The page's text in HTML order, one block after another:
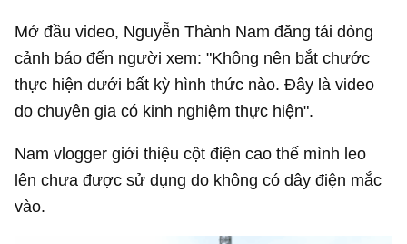
Mở đầu video, Nguyễn Thành Nam đăng tải dòng
cảnh báo đến người xem: "Không nên bắt chước
thực hiện dưới bất kỳ hình thức nào. Đây là video
do chuyên gia có kinh nghiệm thực hiện".
Nam vlogger giới thiệu cột điện cao thế mình leo
lên chưa được sử dụng do không có dây điện mắc
vào.